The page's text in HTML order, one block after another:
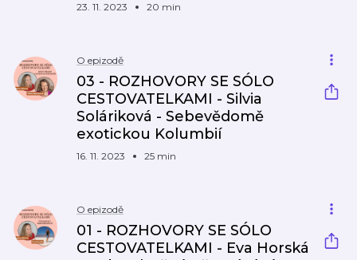
23. 11. 2023 20 min
O epizodě
03 - ROZHOVORY SE SÓLO
CESTOVATELKAMI - Silvia
Soláriková - Sebevědomě
exotickou Kolumbií
16. 11. 2023 25 min
O epizodě
01 - ROZHOVORY SE SÓLO
CESTOVATELKAMI - Eva Horská